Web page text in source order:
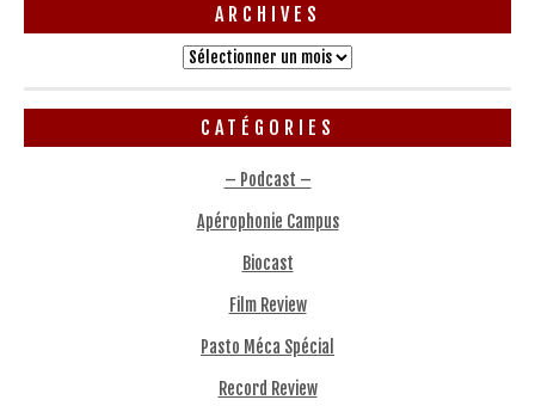
ARCHIVES
Archives
CATÉGORIES
– Podcast –
Apérophonie Campus
Biocast
Film Review
Pasto Méca Spécial
Record Review